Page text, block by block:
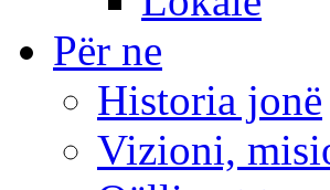
Për ne
Historia jonë
Vizioni,